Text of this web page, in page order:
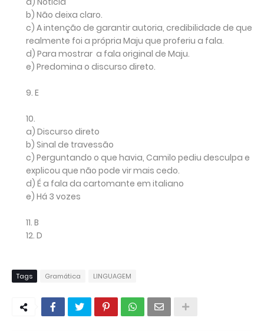
b) Não deixa claro.
c) A intenção de garantir autoria, credibilidade de que
realmente foi a própria Maju que proferiu a fala.
d) Para mostrar a fala original de Maju.
e) Predomina o discurso direto.
9. E
10.
a) Discurso direto
b) Sinal de travessão
c) Perguntando o que havia, Camilo pediu desculpa e
explicou que não pode vir mais cedo.
d) É a fala da cartomante em italiano
e) Há 3 vozes
11. B
12. D
Tags Gramática LINGUAGEM